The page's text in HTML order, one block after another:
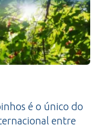
é o único do
entre